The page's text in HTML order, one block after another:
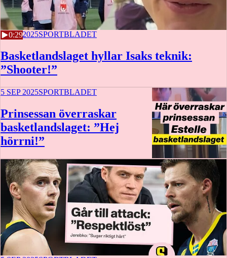
0:29
5 SEP 2025SPORTBLADET
Basketlandslaget hyllar Isaks teknik:
”Shooter!”
5 SEP 2025SPORTBLADET
Prinsessan överraskar
basketlandslaget: ”Hej
hörrni!”
0:52